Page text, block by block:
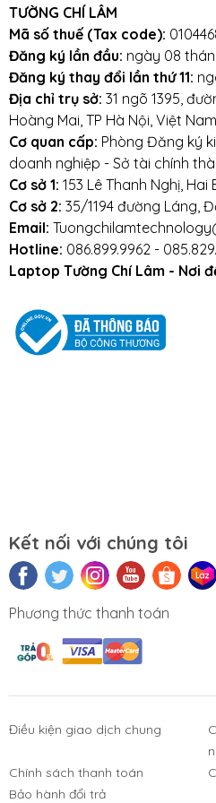
Nghe
Thiết
Tránh pin bị va đập, rơi
động vật lý bên ngoài
Tránh pin tiếp xúc với
Tắt các ứng dụng không
laptop.
Tắt máy khi không sử
Mọi yêu cầu đặt
phẩm xin liên
Hoặc qua trực
TƯỜNG CHÍ LÂM
Mã số thuế (Tax code):
Đăng ký lần đầu: ngày 08
Đăng ký thay đổi lần thứ 11:
Địa chỉ trụ sở: 31 ngõ 1395,
Hoàng Mai, TP Hà Nội, Việt Nam
Cơ quan cấp: Phòng Đăng ký
doanh nghiệp - Sở tài chính
Cơ sở 1: 153 Lê Thanh Nghị, Hai
Cơ sở 2: 35/1194 đường Láng,
Email:
Hotline: 086.899.9962 -
Laptop Tường Chí Lâm - Nơi
Kết nối với chúng tôi
Phương thức thanh toán
Điều kiện giao dịch chung
Chính sách thanh toán
Bảo hành đổi trả